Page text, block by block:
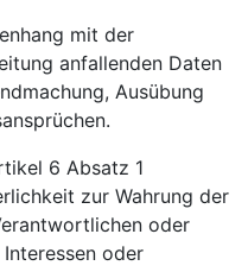
mit der
anfallenden Daten
Ausübung
6 Absatz 1
zur Wahrung der
oder
oder